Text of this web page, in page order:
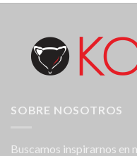
SOBRE NOSOTROS
Buscamos inspirarnos en